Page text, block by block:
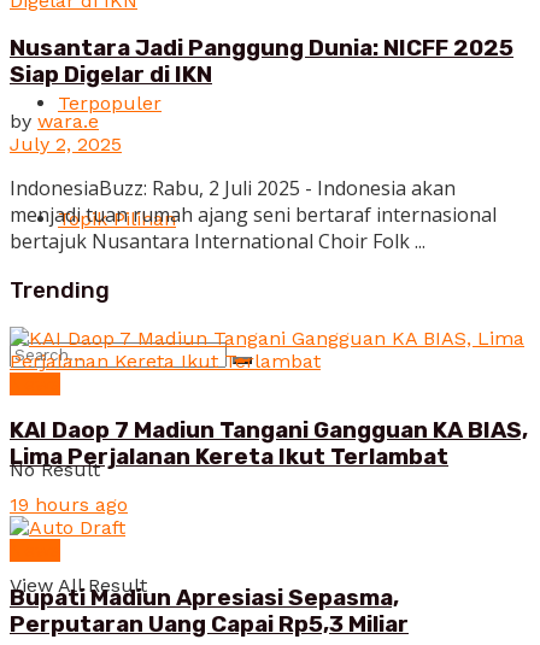
Terpopuler
Topik Pilihan
No Result
View All Result
Nusantara Jadi Panggung Dunia: NICFF 2025
Siap Digelar di IKN
by wara.e
July 2, 2025
IndonesiaBuzz: Rabu, 2 Juli 2025 - Indonesia akan
menjadi tuan rumah ajang seni bertaraf internasional
bertajuk Nusantara International Choir Folk ...
Trending
KAI Daop 7 Madiun Tangani Gangguan KA BIAS,
Lima Perjalanan Kereta Ikut Terlambat
19 hours ago
Bupati Madiun Apresiasi Sepasma,
Perputaran Uang Capai Rp5,3 Miliar